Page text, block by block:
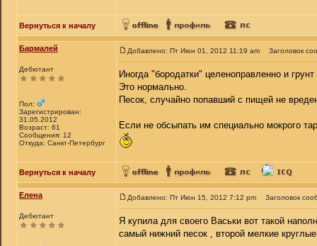
Вернуться к началу
Бармалей
Дебютант
Пол:
Зарегистрирован:
31.05.2012
Возраст: 61
Сообщения: 12
Откуда: Санкт-Петербург
Добавлено: Пт Июн 01, 2012 11:19 am Заголовок
Иногда "бородатки" целеноправленно и
Это нормально.
Песок, случайно попавший с пищей не
Если не обсыпать им специально мокрого
Вернуться к началу
Елена
Дебютант
Добавлено: Пт Июн 15, 2012 7:12 pm Заголовок
Я купила для своего Васьки вот такой
самый нижний песок , второй мелкие